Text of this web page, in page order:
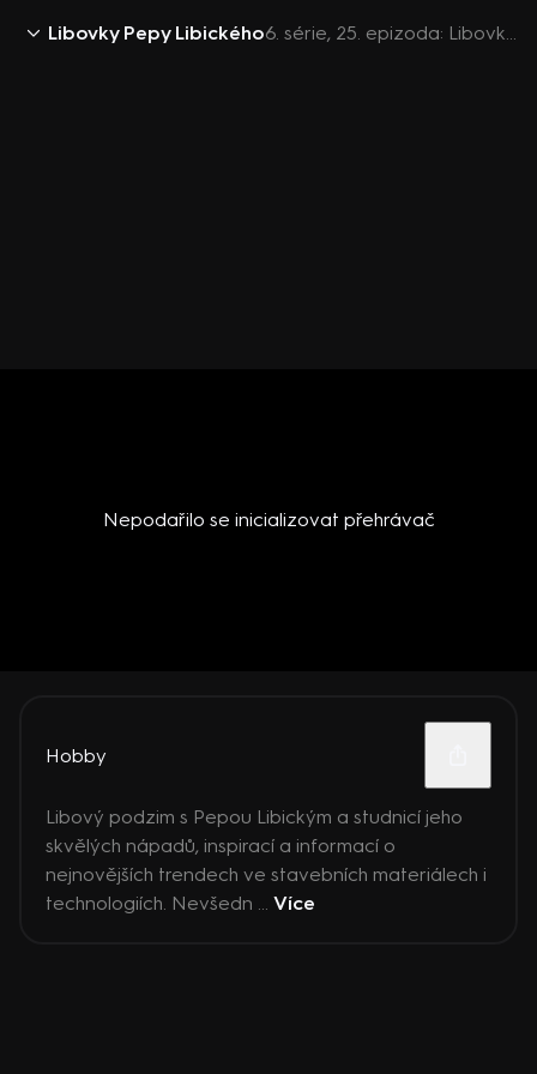
Libovky Pepy Libického 6. série, 25. epizoda: Libovky Pepy Libického S6 (25)
Nepodařilo se inicializovat přehrávač
Hobby
Libový podzim s Pepou Libickým a studnicí jeho
skvělých nápadů, inspirací a informací o
nejnovějších trendech ve stavebních materiálech i
technologiích. Nevšedn ... Více